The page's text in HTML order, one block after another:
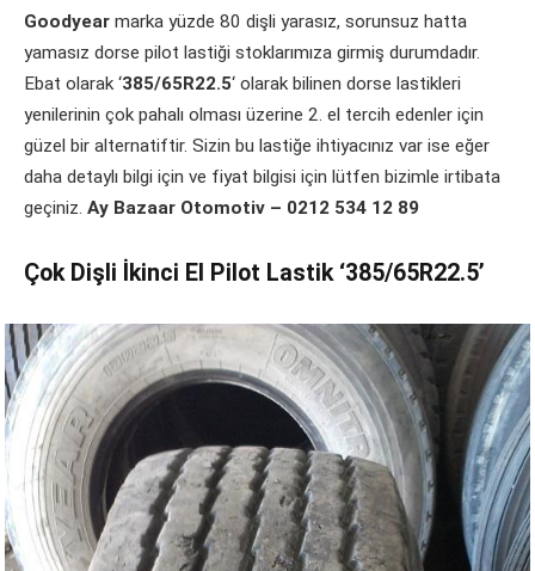
Goodyear marka yüzde 80 dişli yarasız, sorunsuz hatta
yamasız dorse pilot lastiği stoklarımıza girmiş durumdadır.
Ebat olarak ‘385/65R22.5‘ olarak bilinen dorse lastikleri
yenilerinin çok pahalı olması üzerine 2. el tercih edenler için
güzel bir alternatiftir. Sizin bu lastiğe ihtiyacınız var ise eğer
daha detaylı bilgi için ve fiyat bilgisi için lütfen bizimle irtibata
geçiniz. Ay Bazaar Otomotiv – 0212 534 12 89
Çok Dişli İkinci El Pilot Lastik ‘385/65R22.5’